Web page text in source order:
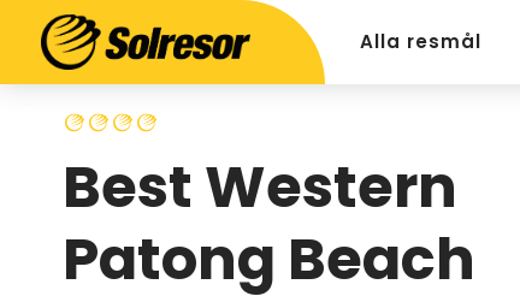
Alla resmål
Best Western
Patong Beach